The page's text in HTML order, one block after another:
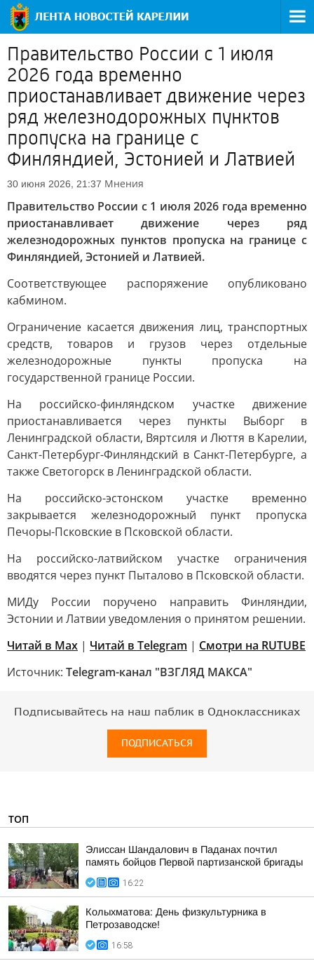
Правительство России с 1 июля
2026 года временно
приостанавливает движение через
ряд железнодорожных пунктов
пропуска на границе с
Финляндией, Эстонией и Латвией
30 июня 2026, 21:37 Мнения
Правительство России с 1 июля 2026 года временно
приостанавливает движение через ряд
железнодорожных пунктов пропуска на границе с
Финляндией, Эстонией и Латвией.
Соответствующее распоряжение опубликовано
кабмином.
Ограничение касается движения лиц, транспортных
средств, товаров и грузов через отдельные
железнодорожные пункты пропуска на
государственной границе России.
На российско-финляндском участке движение
приостанавливается через пункты Выборг в
Ленинградской области, Вяртсиля и Люття в Карелии,
Санкт-Петербург-Финляндский в Санкт-Петербурге, а
также Светогорск в Ленинградской области.
На российско-эстонском участке временно
закрывается железнодорожный пункт пропуска
Печоры-Псковские в Псковской области.
На российско-латвийском участке ограничения
вводятся через пункт Пыталово в Псковской области.
МИДу России поручено направить Финляндии,
Эстонии и Латвии уведомления о принятом решении.
Читай в Max | Читай в Telegram | Смотри на RUTUBE
Источник: Telegram-канал "ВЗГЛЯД МАКСА"
Подписывайтесь на наш паблик в Одноклассниках
ПОДПИСАТЬСЯ
ТОП
Элиссан Шандалович в Паданах почтил
память бойцов Первой партизанской бригады
16:22
Колыхматова: День физкультурника в
Петрозаводске!
16:58